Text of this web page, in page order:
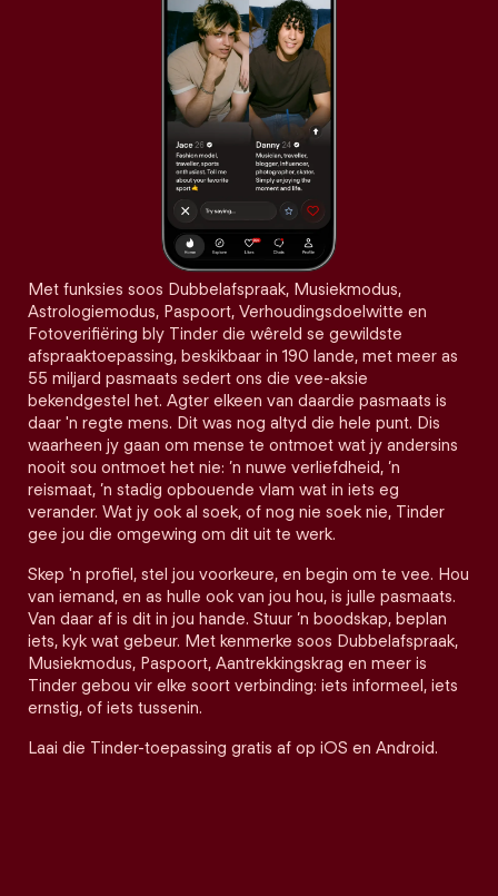
Met funksies soos Dubbelafspraak, Musiekmodus,
Astrologiemodus, Paspoort, Verhoudingsdoelwitte en
Fotoverifiëring bly Tinder die wêreld se gewildste
afspraaktoepassing, beskikbaar in 190 lande, met meer as
55 miljard pasmaats sedert ons die vee-aksie
bekendgestel het. Agter elkeen van daardie pasmaats is
daar 'n regte mens. Dit was nog altyd die hele punt. Dis
waarheen jy gaan om mense te ontmoet wat jy andersins
nooit sou ontmoet het nie: ’n nuwe verliefdheid, ’n
reismaat, ’n stadig opbouende vlam wat in iets eg
verander. Wat jy ook al soek, of nog nie soek nie, Tinder
gee jou die omgewing om dit uit te werk.
Skep 'n profiel, stel jou voorkeure, en begin om te vee. Hou
van iemand, en as hulle ook van jou hou, is julle pasmaats.
Van daar af is dit in jou hande. Stuur ’n boodskap, beplan
iets, kyk wat gebeur. Met kenmerke soos Dubbelafspraak,
Musiekmodus, Paspoort, Aantrekkingskrag en meer is
Tinder gebou vir elke soort verbinding: iets informeel, iets
ernstig, of iets tussenin.
Laai die Tinder-toepassing gratis af op iOS en Android.